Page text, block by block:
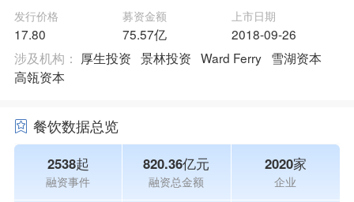
发行价格
17.80
募资金额
75.57亿
上市日期
2018-09-26
涉及机构： 厚生投资 景林投资 Ward Ferry
雪湖资本
高瓴资本
餐饮数据总览
2538起
融资事件
820.36亿元
融资总金额
2020家
企业